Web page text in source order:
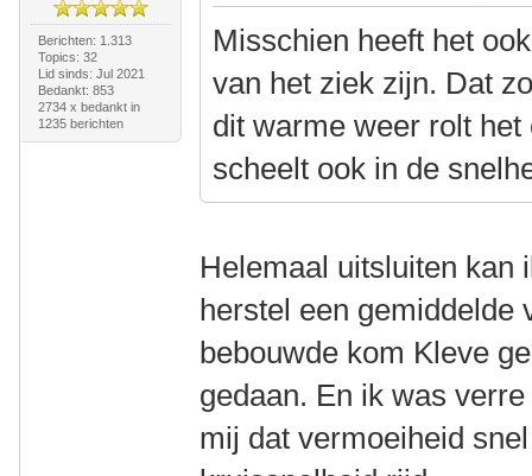
Berichten: 1.313
Topics: 32
Lid sinds: Jul 2021
Bedankt: 853
2734 x bedankt in
1235 berichten
Misschien heeft het
van het ziek zijn. Dat
dit warme weer rolt
scheelt ook in de
Helemaal uitsluiten kan
herstel een gemiddelde
bebouwde kom Kleve
gedaan. En ik was
mij dat vermoeiheid